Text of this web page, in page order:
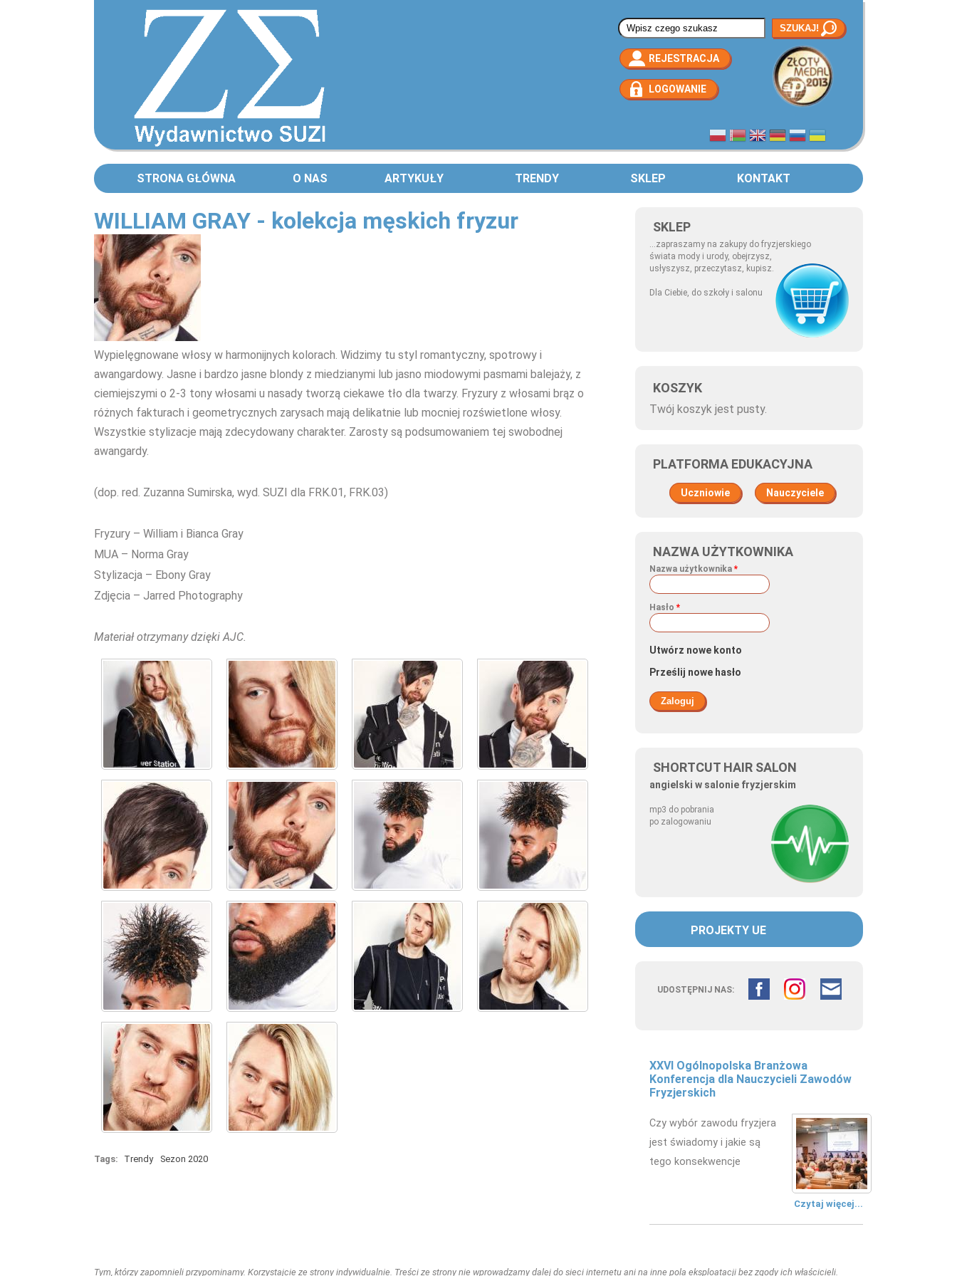
Formularz wyszukiwania
REJESTRACJA
LOGOWANIE
STRONA GŁÓWNA O NAS ARTYKUŁY TRENDY SKLEP KONTAKT
SKLEP
...zapraszamy na zakupy do fryzjerskiego
świata mody i urody, obejrzysz,
usłyszysz, przeczytasz, kupisz.
Dla Ciebie, do szkoły i salonu
KOSZYK
Twój koszyk jest pusty.
PLATFORMA EDUKACYJNA
Uczniowie Nauczyciele
NAZWA UŻYTKOWNIKA
Nazwa użytkownika *
Hasło *
Utwórz nowe konto
Prześlij nowe hasło
SHORTCUT HAIR SALON
angielski w salonie fryzjerskim
mp3 do pobrania
po zalogowaniu
PROJEKTY UE
UDOSTĘPNIJ NAS:
XXVI Ogólnopolska Branżowa
Konferencja dla Nauczycieli Zawodów
Fryzjerskich
Czy wybór zawodu fryzjera
jest świadomy i jakie są
tego konsekwencje
Czytaj więcej...
WILLIAM GRAY - kolekcja męskich fryzur
Wypielęgnowane włosy w harmonijnych kolorach. Widzimy tu styl romantyczny, spotrowy i
awangardowy. Jasne i bardzo jasne blondy z miedzianymi lub jasno miodowymi pasmami balejaży, z
ciemiejszymi o 2-3 tony włosami u nasady tworzą ciekawe tło dla twarzy. Fryzury z włosami brąz o
różnych fakturach i geometrycznych zarysach mają delikatnie lub mocniej rozświetlone włosy.
Wszystkie stylizacje mają zdecydowany charakter. Zarosty są podsumowaniem tej swobodnej
awangardy.
(dop. red. Zuzanna Sumirska, wyd. SUZI dla FRK.01, FRK.03)
Fryzury – William i Bianca Gray
MUA – Norma Gray
Stylizacja – Ebony Gray
Zdjęcia – Jarred Photography
Materiał otrzymany dzięki AJC.
Tags: Trendy Sezon 2020
Tym, którzy zapomnieli przypominamy. Korzystajcie ze strony indywidualnie. Treści ze strony nie wprowadzamy dalej do sieci internetu ani na inne pola eksploatacji bez zgody ich właścicieli.